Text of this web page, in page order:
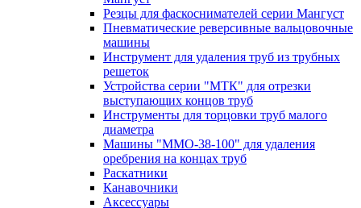
Резцы для фаскоснимателей серии Мангуст
Пневматические реверсивные вальцовочные
машины
Инструмент для удаления труб из трубных
решеток
Устройства серии "МТК" для отрезки
выступающих концов труб
Инструменты для торцовки труб малого
диаметра
Машины "ММО-38-100" для удаления
оребрения на концах труб
Раскатники
Канавочники
Аксессуары